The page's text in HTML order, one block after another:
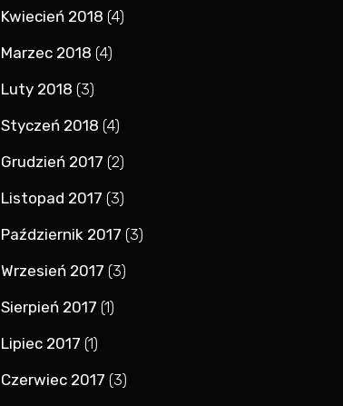
Kwiecień 2018 (4)
Marzec 2018 (4)
Luty 2018 (3)
Styczeń 2018 (4)
Grudzień 2017 (2)
Listopad 2017 (3)
Październik 2017 (3)
Wrzesień 2017 (3)
Sierpień 2017 (1)
Lipiec 2017 (1)
Czerwiec 2017 (3)